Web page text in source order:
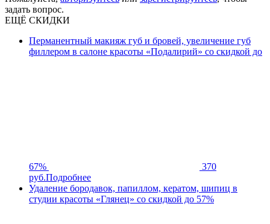
задать вопрос.
ЕЩЁ СКИДКИ
Перманентный макияж губ и бровей, увеличение губ
филлером в салоне красоты «Подалирий» со скидкой до
67%
370
руб.Подробнее
Удаление бородавок, папиллом, кератом, шипиц в
студии красоты «Глянец» со скидкой до 57%